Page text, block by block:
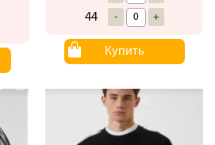
44 - +
Купить